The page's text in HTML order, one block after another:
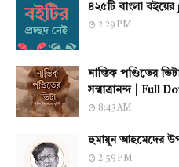
৪২৫টি বাংলা
2:29 PM
নাস্তিক পণ্ডিতের
সন্মাত্রানন্দ | Full
8:43 AM
হুমায়ূন আহমেদের
2:59 PM